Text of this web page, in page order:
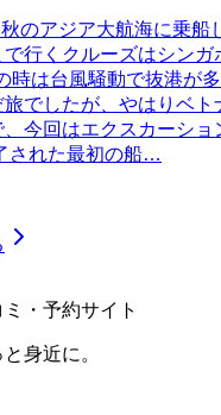
のアジア大航海に乗船
行くクルーズはシンガ
時は台風騒動で抜港が
でしたが、やはりベト
今回はエクスカーショ
された最初の船…
・予約サイト
身近に。